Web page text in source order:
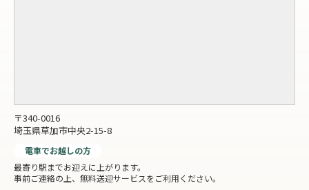
〒340-0016
埼玉県草加市中央2-15-8
電車でお越しの方
最寄り駅までお迎えに上がります。
事前ご連絡の上、無料送迎サービスをご利用ください。